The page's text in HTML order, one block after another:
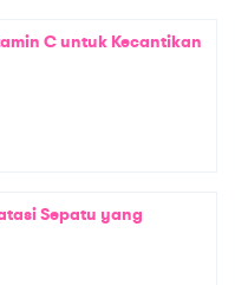
C untuk Kecantikan
Sepatu yang